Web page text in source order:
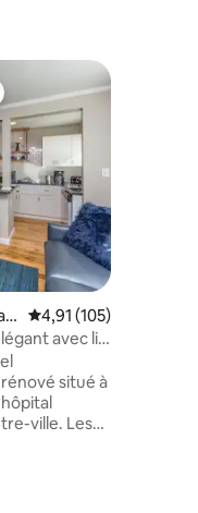
: 4,87 sur 5
Évaluation moyenne
4,91 (105)
avec lit
situé à
ville. Les
à ce que
vous avez